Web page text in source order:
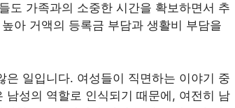
도 가족과의 소중한 시간을 확보하면서 추
아 거액의 등록금 부담과 생활비 부담을
일입니다. 여성들이 직면하는 이야기 중
성의 역할로 인식되기 때문에, 여전히 남